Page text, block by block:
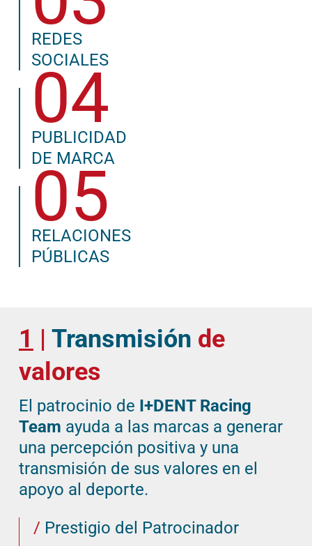
REDES
SOCIALES
04
PUBLICIDAD
DE MARCA
05
RELACIONES
PÚBLICAS
1 | Transmisión de
valores
El patrocinio de I+DENT Racing
Team ayuda a las marcas a generar
una percepción positiva y una
transmisión de sus valores en el
apoyo al deporte.
/ Prestigio del Patrocinador